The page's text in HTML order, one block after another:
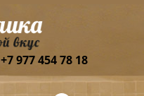
+7 977 454 78 18